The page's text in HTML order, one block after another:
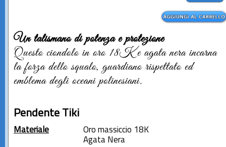
Un talismano di potenza e protezione
Questo ciondolo in oro 18K e agata nera incarna
la forza dello squalo, guardiano rispettato ed
emblema degli oceani polinesiani.
Pendente Tiki
Materiale
Oro massiccio 18K
Agata Nera